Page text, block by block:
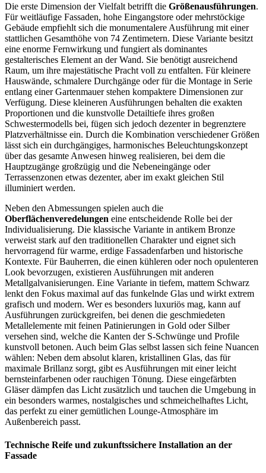
Die erste Dimension der Vielfalt betrifft die Größenausführungen.
Für weitläufige Fassaden, hohe Eingangstore oder mehrstöckige
Gebäude empfiehlt sich die monumentalere Ausführung mit einer
stattlichen Gesamthöhe von 74 Zentimetern. Diese Variante besitzt
eine enorme Fernwirkung und fungiert als dominantes
gestalterisches Element an der Wand. Sie benötigt ausreichend
Raum, um ihre majestätische Pracht voll zu entfalten. Für kleinere
Hauswände, schmalere Durchgänge oder für die Montage in Serie
entlang einer Gartenmauer stehen kompaktere Dimensionen zur
Verfügung. Diese kleineren Ausführungen behalten die exakten
Proportionen und die kunstvolle Detailtiefe ihres großen
Schwestermodells bei, fügen sich jedoch dezenter in begrenztere
Platzverhältnisse ein. Durch die Kombination verschiedener Größen
lässt sich ein durchgängiges, harmonisches Beleuchtungskonzept
über das gesamte Anwesen hinweg realisieren, bei dem die
Hauptzugänge großzügig und die Nebeneingänge oder
Terrassenzonen etwas dezenter, aber im exakt gleichen Stil
illuminiert werden.
Neben den Abmessungen spielen auch die
Oberflächenveredelungen eine entscheidende Rolle bei der
Individualisierung. Die klassische Variante in antikem Bronze
verweist stark auf den traditionellen Charakter und eignet sich
hervorragend für warme, erdige Fassadenfarben und historische
Kontexte. Für Bauherren, die einen kühleren oder noch opulenteren
Look bevorzugen, existieren Ausführungen mit anderen
Metallgalvanisierungen. Eine Variante in tiefem, mattem Schwarz
lenkt den Fokus maximal auf das funkelnde Glas und wirkt extrem
grafisch und modern. Wer es besonders luxuriös mag, kann auf
Ausführungen zurückgreifen, bei denen die geschmiedeten
Metallelemente mit feinen Patinierungen in Gold oder Silber
versehen sind, welche die Kanten der S-Schwünge und Profile
kunstvoll betonen. Auch beim Glas selbst lassen sich feine Nuancen
wählen: Neben dem absolut klaren, kristallinen Glas, das für
maximale Brillanz sorgt, gibt es Ausführungen mit einer leicht
bernsteinfarbenen oder rauchigen Tönung. Diese eingefärbten
Gläser dämpfen das Licht zusätzlich und tauchen die Umgebung in
ein besonders warmes, nostalgisches und schmeichelhaftes Licht,
das perfekt zu einer gemütlichen Lounge-Atmosphäre im
Außenbereich passt.
Technische Reife und zukunftssichere Installation an der
Fassade